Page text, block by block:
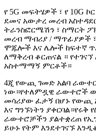
የ 5G መፍትሄዎች ፣ የ 10G
ደመና አውታረ መረብ
ትራንስፎርሜሽን ፣ ስማርት
መረብ ማብሪያ / ማጥፊያዎች ፣
ሞጁሎች እና ሌሎች ከፍተኛ
ለማቅረብ ቆርጠናል ።
አስተማማኝ ምርቶች።
4ጂ የውጪ ገመድ አልባ
ነው።የተለምዷዊ ራውተሮች
መሳሪያው ፈታኝ በሆኑ የውጪ
እና ግንኙነትን ያቀርባል።የሩቅ
ራውተሮቻችን ያልተቋረጠ
ይሁኑ የትም እንደተገናኙ